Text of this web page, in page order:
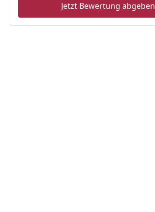
Jetzt Bewertung abgeben